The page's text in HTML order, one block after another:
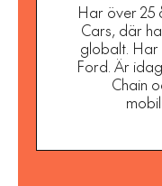
Har över 25
Cars, där
globalt.
Ford. Är
Chain